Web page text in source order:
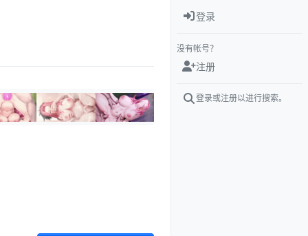
登录
没有帐号？
注册
登录或注册以进行搜索。